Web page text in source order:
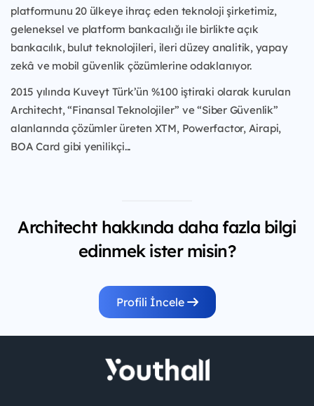
platformunu 20 ülkeye ihraç eden teknoloji şirketimiz,
geleneksel ve platform bankacılığı ile birlikte açık
bankacılık, bulut teknolojileri, ileri düzey analitik, yapay
zekâ ve mobil güvenlik çözümlerine odaklanıyor.
2015 yılında Kuveyt Türk’ün %100 iştiraki olarak kurulan
Architecht, “Finansal Teknolojiler” ve “Siber Güvenlik”
alanlarında çözümler üreten XTM, Powerfactor, Airapi,
BOA Card gibi yenilikçi...
Architecht hakkında daha fazla bilgi
edinmek ister misin?
Profili İncele